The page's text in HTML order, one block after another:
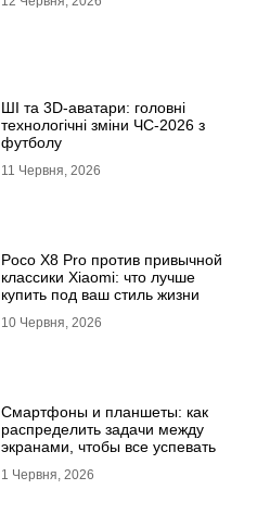
ШІ та 3D-аватари: головні
технологічні зміни ЧС-2026 з
футболу
11 Червня, 2026
Poco X8 Pro против привычной
классики Xiaomi: что лучше
купить под ваш стиль жизни
10 Червня, 2026
Смартфоны и планшеты: как
распределить задачи между
экранами, чтобы все успевать
1 Червня, 2026